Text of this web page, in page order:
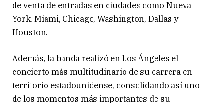
de venta de entradas en ciudades como Nueva
York, Miami, Chicago, Washington, Dallas y
Houston.
Además, la banda realizó en Los Ángeles el
concierto más multitudinario de su carrera en
territorio estadounidense, consolidando así uno
de los momentos más importantes de su